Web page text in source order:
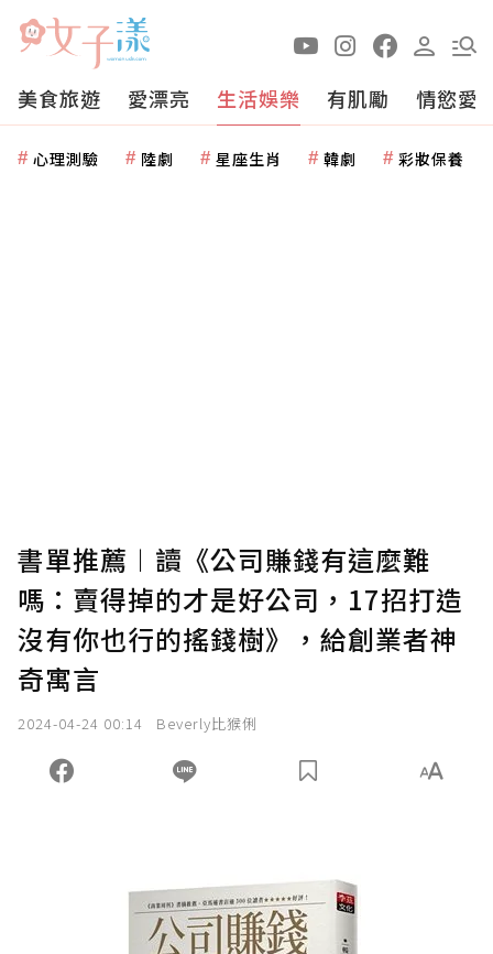
美食旅遊 愛漂亮 生活娛樂 有肌勵 情慾愛
心理測驗 陸劇 星座生肖 韓劇 彩妝保養
書單推薦︱讀《公司賺錢有這麼難
嗎：賣得掉的才是好公司，17招打造
沒有你也行的搖錢樹》，給創業者神
奇寓言
2024-04-24 00:14 Beverly比猴俐